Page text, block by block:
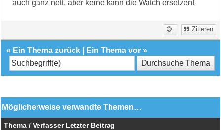
auch ganz nett, aber keine kann die Watch ersetzen!
Zitieren
« Ein Thema zurück Ein Thema vor »
Möglicherweise verwandte Themen…
Thema / Verfasser Letzter Beitrag